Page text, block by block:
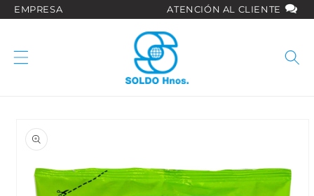
directamente
EMPRESA ATENCIÓN AL CLIENTE
información